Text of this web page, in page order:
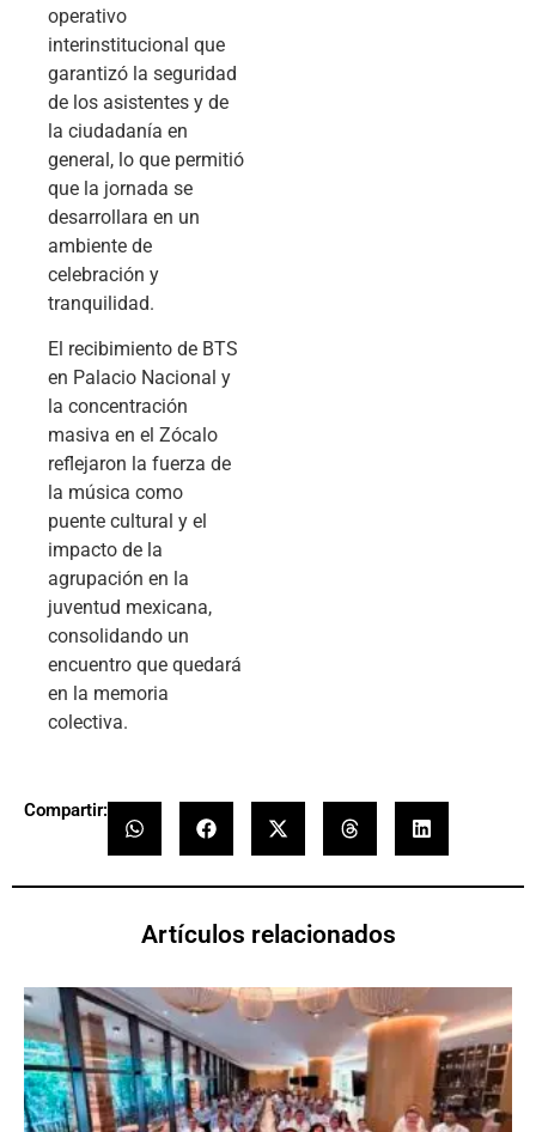
operativo
interinstitucional que
garantizó la seguridad
de los asistentes y de
la ciudadanía en
general, lo que permitió
que la jornada se
desarrollara en un
ambiente de
celebración y
tranquilidad.
El recibimiento de BTS
en Palacio Nacional y
la concentración
masiva en el Zócalo
reflejaron la fuerza de
la música como
puente cultural y el
impacto de la
agrupación en la
juventud mexicana,
consolidando un
encuentro que quedará
en la memoria
colectiva.
Compartir:
Artículos relacionados